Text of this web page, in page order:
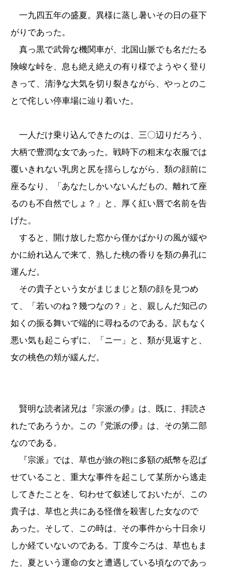
一九四五年の盛夏。異様に蒸し暑いその日の昼下
がりであった。
真っ黒で武骨な機関車が、北国山脈でも名だたる
険峻な峠を、息も絶え絶えの有り様でようやく登り
きって、清浄な大気を切り裂きながら、やっとのこ
とで侘しい停車場に辿り着いた。
一人だけ乗り込んできたのは、三〇辺りだろう、
大柄で豊潤な女であった。戦時下の粗末な衣服では
覆いきれない乳房と尻を揺らしながら、類の顔前に
座るなり、「あなたしかいないんだもの。離れて座
るのも不自然でしょ？」と、厚く紅い唇で名前を告
げた。
すると、開け放した窓から僅かばかりの風が緩や
かに紛れ込んで来て、熟した桃の香りを類の鼻孔に
運んだ。
その貴子という女がまじまじと類の顔を見つめ
て、「若いのね？幾つなの？」と、親しんだ知己の
如くの振る舞いで端的に尋ねるのである。訳もなく
悪い気も起こらずに、「ニ一」と、類が見返すと、
女の桃色の頬が緩んだ。
賢明な読者諸兄は『宗派の儚』は、既に、拝読さ
れたであろうか。この『党派の儚』は、その第二部
なのである。
『宗派』では、草也が旅の鞄に多額の紙幣を忍ば
せていること、重大な事件を起こして某所から逃走
してきたことを、匂わせて叙述しておいたが、この
貴子は、草也と共にある怪僧を殺害した女なので
あった。そして、この時は、その事件から十日余り
しか経ていないのである。丁度今ごろは、草也もま
た、夏という運命の女と遭遇している頃なのであっ